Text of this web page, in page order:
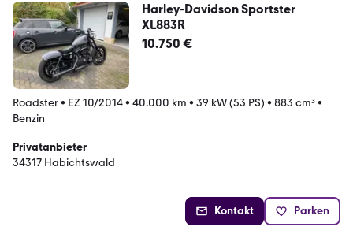
Harley-Davidson Sportster
XL883R
10.750 €
Roadster• EZ 10/2014• 40.000 km • 39 kW (53 PS) • 883 cm³•
Benzin
Privatanbieter
34317 Habichtswald
Kontakt Parken